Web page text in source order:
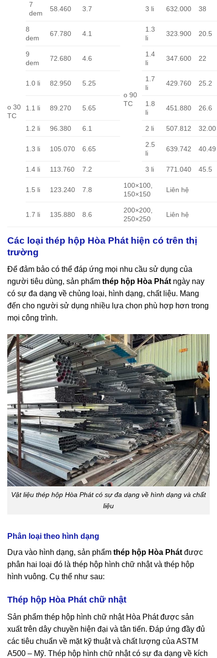
o 30
TC
7
dem
58.460 3.7 3 li 632.000 38
8
dem
67.780 4.1
o 90
TC
1.3
li
323.900 20.5
9
dem
72.680 4.6
1.4
li
347.600 22
1.0 li 82.950 5.25
1.7
li
429.760 25.2
1.1 li 89.270 5.65
1.8
li
451.880 26.6
1.2 li 96.380 6.1 2 li 507.812 32.00
1.3 li 105.070 6.65
2.5
li
639.742 40.49
1.4 li 113.760 7.2 3 li 771.040 45.5
1.5 li 123.240 7.8
100×100,
150×150
Liên hệ
1.7 li 135.880 8.6
200×200,
250×250
Liên hệ
Các loại thép hộp Hòa Phát hiện có trên thị
trường
Để đảm bảo có thể đáp ứng mọi nhu cầu sử dụng của
người tiêu dùng, sản phẩm thép hộp Hòa Phát ngày nay
có sự đa dạng về chủng loại, hình dạng, chất liệu. Mang
đến cho người sử dụng nhiều lựa chọn phù hợp hơn trong
mọi công trình.
Vật liệu thép hộp Hòa Phát có sự đa dạng về hình dạng và chất
liệu
Phân loại theo hình dạng
Dựa vào hình dạng, sản phẩm thép hộp Hòa Phát được
phân hai loại đó là thép hộp hình chữ nhật và thép hộp
hình vuông. Cụ thể như sau:
Thép hộp Hòa Phát chữ nhật
Sản phẩm thép hộp hình chữ nhật Hòa Phát được sản
xuất trên dây chuyền hiện đại và tân tiến. Đáp ứng đầy đủ
các tiêu chuẩn về mặt kỹ thuật và chất lượng của ASTM
A500 – Mỹ. Thép hộp hình chữ nhật có sự đa dạng về kích